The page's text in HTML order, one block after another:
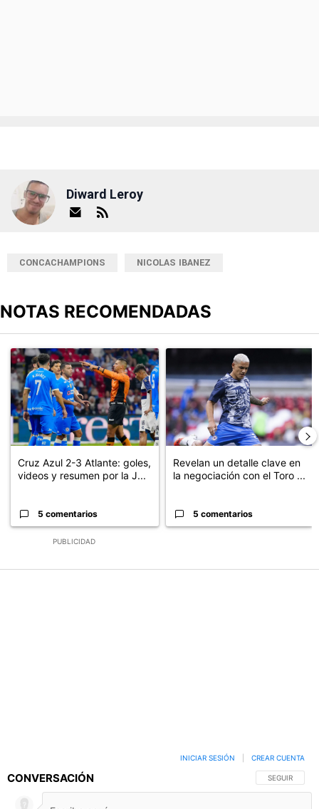
Diward Leroy
CONCACHAMPIONS NICOLAS IBANEZ
NOTAS RECOMENDADAS
PUBLICIDAD
Un artículo de tendencia con el título "Cruz Azul 2-3 Atlante:
Cruz Azul 2-3 Atlante: goles,
videos y resumen por la J...
5 comentarios
Un artículo de tendencia con
Revelan un detalle clave en
la negociación con el Toro ...
5 comentarios
CONVERSACIÓN SIGA ESTA
SEGUIR
INICIAR SESIÓN CREAR CUENTA